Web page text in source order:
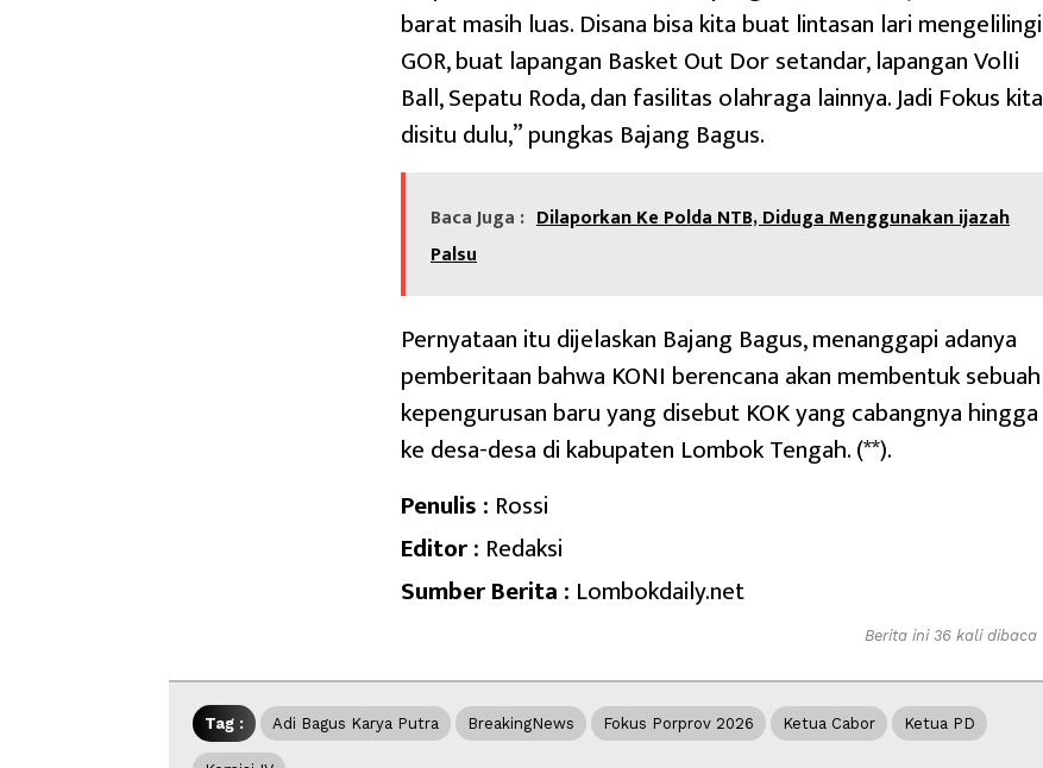
barat masih luas. Disana bisa kita buat lintasan lari mengelilingi
GOR, buat lapangan Basket Out Dor setandar, lapangan VolIi
Ball, Sepatu Roda, dan fasilitas olahraga lainnya. Jadi Fokus kita
disitu dulu,” pungkas Bajang Bagus.
Baca Juga : Dilaporkan Ke Polda NTB, Diduga Menggunakan ijazah
Palsu
Pernyataan itu dijelaskan Bajang Bagus, menanggapi adanya
pemberitaan bahwa KONI berencana akan membentuk sebuah
kepengurusan baru yang disebut KOK yang cabangnya hingga
ke desa-desa di kabupaten Lombok Tengah. (**).
Penulis : Rossi
Editor : Redaksi
Sumber Berita : Lombokdaily.net
Berita ini 36 kali dibaca
Tag : Adi Bagus Karya Putra BreakingNews Fokus Porprov 2026 Ketua Cabor Ketua PD